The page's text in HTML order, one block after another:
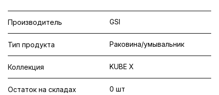
Производитель GSI
Тип продукта Раковина/умывальник
Коллекция KUBE X
Остаток на складах 0 шт